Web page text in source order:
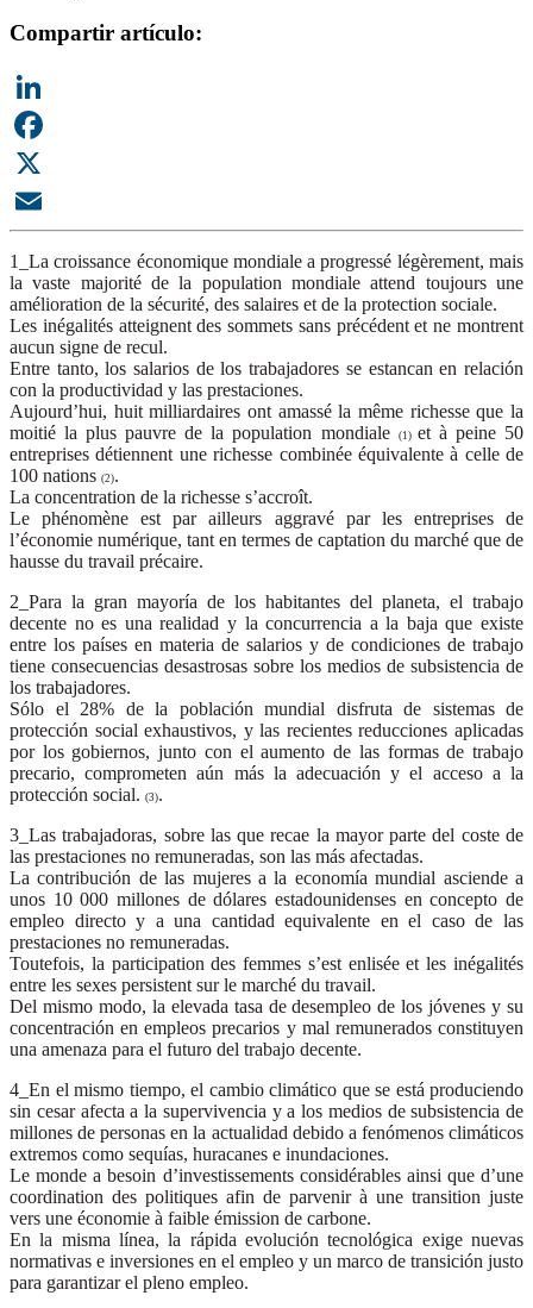
Compartir artículo:
LinkedIn
Facebook
X
Email
1_La croissance économique mondiale a progressé légèrement, mais
la vaste majorité de la population mondiale attend toujours une
amélioration de la sécurité, des salaires et de la protection sociale.
Les inégalités atteignent des sommets sans précédent et ne montrent
aucun signe de recul.
Entre tanto, los salarios de los trabajadores se estancan en relación
con la productividad y las prestaciones.
Aujourd’hui, huit milliardaires ont amassé la même richesse que la
moitié la plus pauvre de la population mondiale
(1) et à peine 50
entreprises détiennent une richesse combinée équivalente à celle de
100 nations (2).
La concentration de la richesse s’accroît.
Le phénomène est par ailleurs aggravé par les entreprises de
l’économie numérique, tant en termes de captation du marché que de
hausse du travail précaire.
2_Para la gran mayoría de los habitantes del planeta, el trabajo
decente no es una realidad y la concurrencia a la baja que existe
entre los países en materia de salarios y de condiciones de trabajo
tiene consecuencias desastrosas sobre los medios de subsistencia de
los trabajadores.
Sólo el 28% de la población mundial disfruta de sistemas de
protección social exhaustivos, y las recientes reducciones aplicadas
por los gobiernos, junto con el aumento de las formas de trabajo
precario, comprometen aún más la adecuación y el acceso a la
protección social. (3).
3_Las trabajadoras, sobre las que recae la mayor parte del coste de
las prestaciones no remuneradas, son las más afectadas.
La contribución de las mujeres a la economía mundial asciende a
unos 10 000 millones de dólares estadounidenses en concepto de
empleo directo y a una cantidad equivalente en el caso de las
prestaciones no remuneradas.
Toutefois, la participation des femmes s’est enlisée et les inégalités
entre les sexes persistent sur le marché du travail.
Del mismo modo, la elevada tasa de desempleo de los jóvenes y su
concentración en empleos precarios y mal remunerados constituyen
una amenaza para el futuro del trabajo decente.
4_En el mismo tiempo, el cambio climático que se está produciendo
sin cesar afecta a la supervivencia y a los medios de subsistencia de
millones de personas en la actualidad debido a fenómenos climáticos
extremos como sequías, huracanes e inundaciones.
Le monde a besoin d’investissements considérables ainsi que d’une
coordination des politiques afin de parvenir à une transition juste
vers une économie à faible émission de carbone.
En la misma línea, la rápida evolución tecnológica exige nuevas
normativas e inversiones en el empleo y un marco de transición justo
para garantizar el pleno empleo.